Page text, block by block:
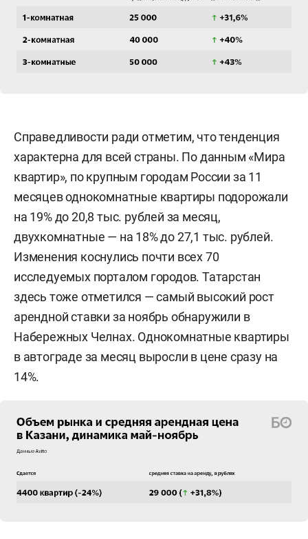
Справедливости ради отметим, что тенденция
характерна для всей страны. По данным «Мира
квартир», по крупным городам России за 11
месяцев однокомнатные квартиры подорожали
на 19% до 20,8 тыс. рублей за месяц,
двухкомнатные — на 18% до 27,1 тыс. рублей.
Изменения коснулись почти всех 70
исследуемых порталом городов. Татарстан
здесь тоже отметился — самый высокий рост
арендной ставки за ноябрь обнаружили в
Набережных Челнах. Однокомнатные квартиры
в автограде за месяц выросли в цене сразу на
14%.